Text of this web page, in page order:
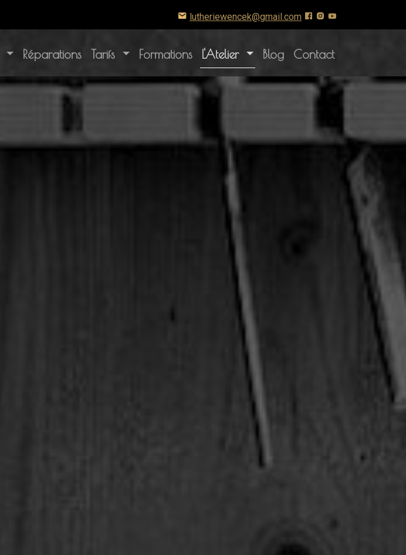
lutheriewencek@gmail.com
Réparations Tarifs Formations L'Atelier (current)
Blog Contact